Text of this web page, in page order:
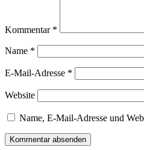
Kommentar *
Name *
E-Mail-Adresse *
Website
Name, E-Mail-Adresse und